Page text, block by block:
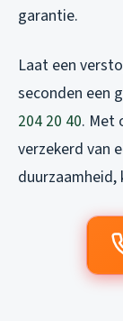
garantie.
Laat een
seconden een
204 20 40. Met
verzekerd van
duurzaamheid,